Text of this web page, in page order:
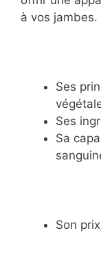
à vos jambes.
Ses
Ses
Sa
Son